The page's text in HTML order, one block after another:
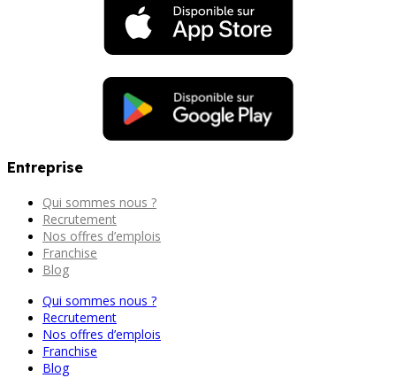
Entreprise
Qui sommes nous ?
Recrutement
Nos offres d’emplois
Franchise
Blog
Qui sommes nous ?
Recrutement
Nos offres d’emplois
Franchise
Blog